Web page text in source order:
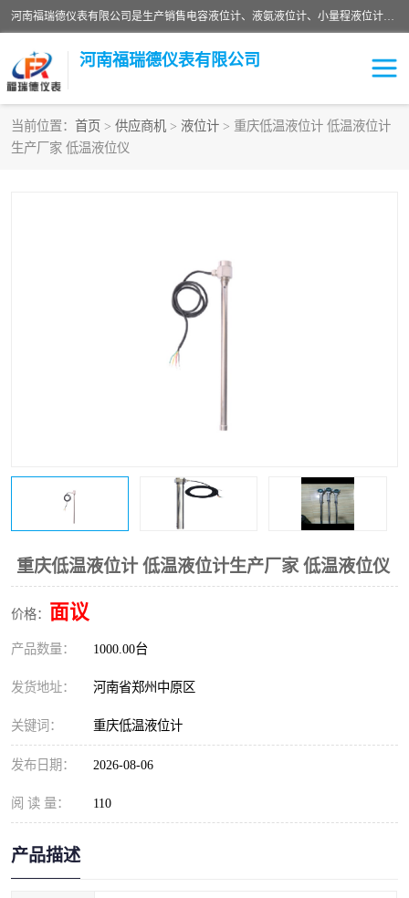
河南福瑞德仪表有限公司是生产销售电容液位计、液氨液位计、小量程液位计定制、智能锅炉水位计、液氮液位计等；并在产品开发、研制的过程中，吸取国内外仪器仪表的技术精华，建立了一支高、精、尖的科研开发队伍，使产品性能不断升级。
河南福瑞德仪表有限公司
当前位置： 首页 > 供应商机 > 液位计 > 重庆低温液位计 低温液位计
生产厂家 低温液位仪
重庆低温液位计 低温液位计生产厂家 低温液位仪
价格： 面议
产品数量： 1000.00台
发货地址： 河南省郑州中原区
关键词： 重庆低温液位计
发布日期： 2026-08-06
阅 读 量： 110
产品描述
液位计
液位计传感器定制
锅炉水位计
流量仪表 加油站液位仪